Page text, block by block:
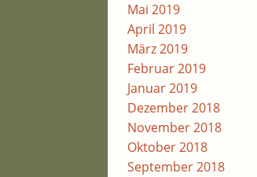
Mai 2019
April 2019
März 2019
Februar 2019
Januar 2019
Dezember 2018
November 2018
Oktober 2018
September 2018